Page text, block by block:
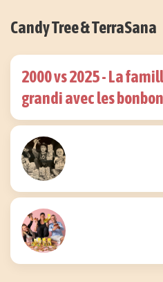
Candy Tree & TerraSana
2000 vs 2025 - La
grandi avec les